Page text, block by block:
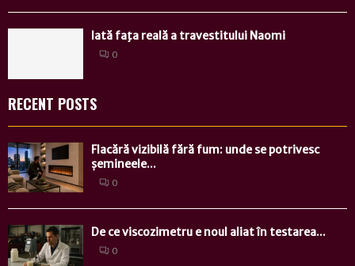
Iată faţa reală a travestitului Naomi
0
RECENT POSTS
Flacără vizibilă fără fum: unde se potrivesc
șemineele...
0
De ce viscozimetru e noul aliat în testarea...
0